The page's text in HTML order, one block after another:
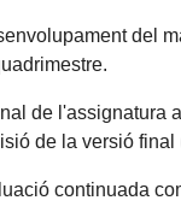
del
de l'assignatura
de la versió
continuada